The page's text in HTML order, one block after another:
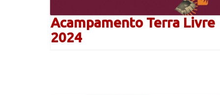
Acampamento Terra Livre
2024